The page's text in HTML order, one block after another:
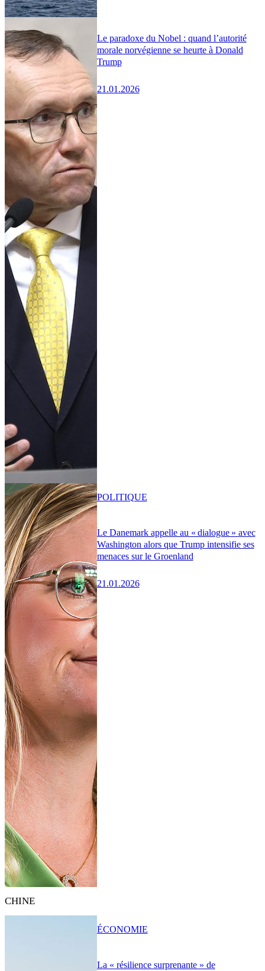
Le paradoxe du Nobel : quand l’autorité
morale norvégienne se heurte à Donald
Trump
21.01.2026
Le Danemark appelle au « dialogue » avec
Washington alors que Trump intensifie ses
menaces sur le Groenland
21.01.2026
POLITIQUE
CHINE
La « résilience surprenante » de
ÉCONOMIE